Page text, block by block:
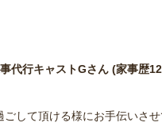
代行キャストGさん (家事歴
ごして頂ける様にお手伝いさせ